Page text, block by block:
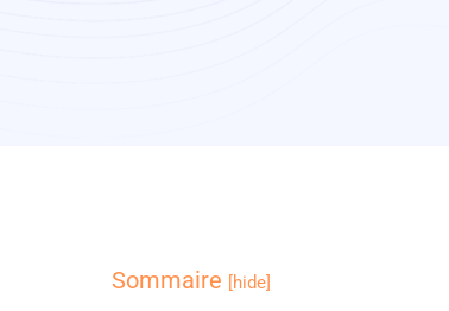
Sommaire [hide]